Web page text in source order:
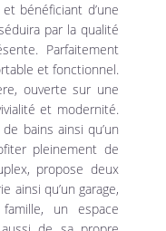
bénéficiant d’une
par la qualité
Parfaitement
et fonctionnel.
ouverte sur une
et modernité.
bains ainsi qu’un
pleinement de
propose deux
ainsi qu’un garage,
un espace